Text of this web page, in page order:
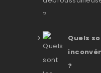
Quels
?